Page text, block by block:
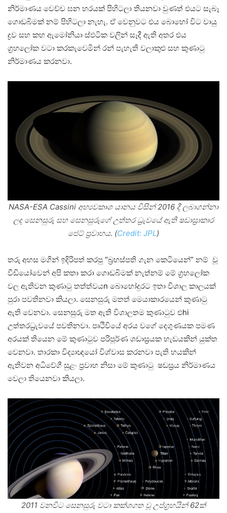
නිර්මාණය වෙච්ච ඝන හරයක් පිහිටලා තියනවා වුණත් එයට සැබෑ
ගොඩබිමක් නම් පිහිටලා නැහැ. ඒ වෙනුවට එය බොහෝ විට වායු
ද්‍රව සහ කහ ඇමෝනියා ස්ඵටික වලින් සෑදී ඇති අතර එය
ග්‍රහලෝක වටා කරකැවෙමින් රන් පැහැති වලාකුළු සහ කුණාටු
නිර්මාණය කරනවා.
NASA-ESA Cassini අභ්‍යවකාශ යානය විසින් 2016 දී ලබාගන්නා
ලද සෙනසුරු සහ සෙනසුරුගේ උත්තර ධ්‍රැවයේ ඇති ෂඩාස්‍රාකාර
ජෙට් ප්‍රවාහය. (Credit: JPL)
තරු අහස මගින් ඉදිරිපත් කරපු “බ්‍රහස්පති ගැන කෙටියෙන්” නම් වූ
වීඩියෝවෙන් අපි කතා කරා ගොඩබිමක් නැත්නම් මේ ග්‍රහලෝක
වල ඇතිවන කුණාටු තත්ත්වයn බොහෝදුරට ඉතා විශාල කාලයක්
පුරා පවතිනවා කියලා. සෙනසුරු මතත් මෙයාකාරයෙන් කුණාටු
ඇති වෙනවා. සෙනසුරු මත ඇති විශාලතම කුණාටුව එhi
උත්තරධ්‍රැවයේ පවතිනවා. පෘථිවියේ අරය වගේ දෙගුණයක පමණ
අරයක් තියෙන මේ කුණාටුව පරිපූර්ණ ශඩාස්‍රයක හැඩයකින් යුක්ත
වෙනවා. තාරකා විද්‍යාඥයෝ විශ්වාස කරනවා පැති හයකින්
ඇතිවන අධිවේගී සුළං ප්‍රවාහ නිසා මේ කුණාටු ෂඩස්‍රය නිර්මාණය
වෙලා තියෙනවා කියලා.
2011 වනවිට සෙනසුරු වටා කක්ශගත වූ උප්ග්‍රහයින් 62ක්